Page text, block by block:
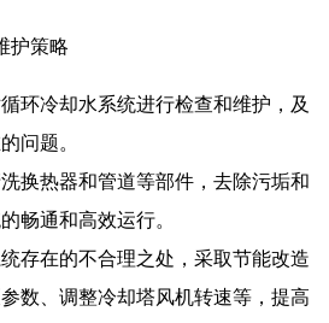
护策略
环冷却水系统进行检查和维护，及
问题。
换热器和管道等部件，去除污垢和
畅通和高效运行。
存在的不合理之处，采取节能改造
数、调整冷却塔风机转速等，提高